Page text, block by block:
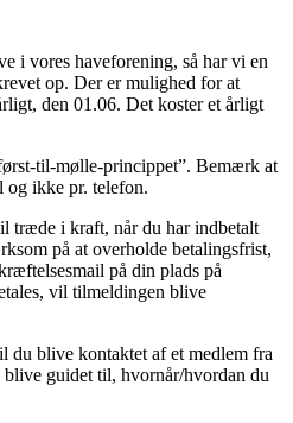
i vores haveforening, så har vi en
op. Der er mulighed for at
den 01.06. Det koster et årligt
til-mølle-princippet”. Bemærk at
og ikke pr. telefon.
træde i kraft, når du har indbetalt
på at overholde betalingsfrist,
på din plads på
vil tilmeldingen blive
du blive kontaktet af et medlem fra
guidet til, hvornår/hvordan du